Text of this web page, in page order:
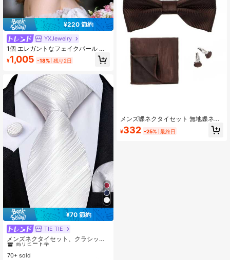
¥220 節約
YXJewelry
1個 エレガントなフェイクパール ブ
ライダルヘッドピース ハンドメイド
レディースヘアアクセサリー 結婚
ィバル、集まりに適しています
¥1,005 -18% 残り2日
¥70 節約
TIE TIE
メンズネクタイセット、クラシック
ファッションネクタイとカフスボタ
ン、ビジネスとパーティーに必須
#7 ベストセラー
高リピート率
#7 ベストセラー
高リピート率
#7 ベストセラー
高リピート率
70+ sold
メンズ蝶ネクタイセット 無地蝶ネク
タイ ポケットチーフ カフスボタンセ
ット ギフト ボーイフレンド ミーテ
¥332 -25% 最終日